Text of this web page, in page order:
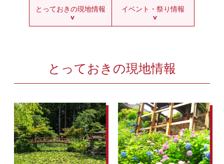
とっておきの現地情報 イベント・祭り情報
とっておきの現地情報